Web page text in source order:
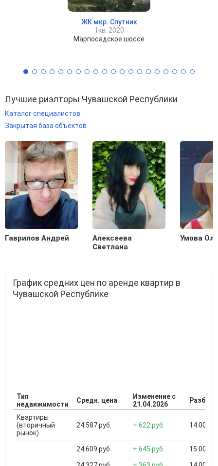
ЖК мкр. Спутник
1кв. 2020
Марпосадское шоссе
Лучшие риэлторы Чувашской Республики
Каталог специалистов
Закрытая база объектов
Гаврилов Андрей
Алексеева
Светлана
Умова
График средних цен по аренде квартир в
Чувашской Республике
Тип
недвижимости
Средн. цена
Изменение с
21.04.2026
Квартиры
(вторичный
рынок)
24 587 руб. + 622 руб. 14 000
24 609 руб. + 645 руб. 15 000